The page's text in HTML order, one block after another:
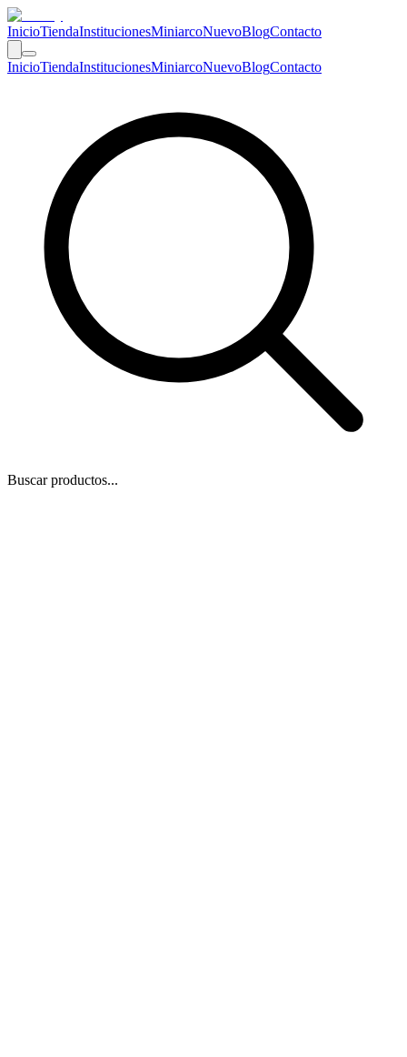
InicioTiendaInstitucionesMiniarcoNuevoBlogContacto
InicioTiendaInstitucionesMiniarcoNuevoBlogContacto
Buscar productos...